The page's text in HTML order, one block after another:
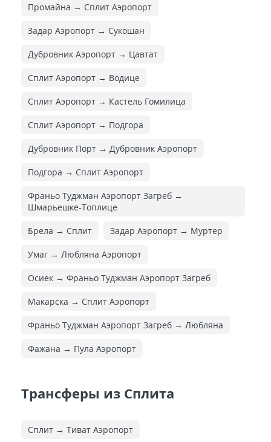
Промайна → Сплит Аэропорт
Задар Аэропорт → Сукошан
Дубровник Аэропорт → Цавтат
Сплит Аэропорт → Водице
Сплит Аэропорт → Кастель Гомилица
Сплит Аэропорт → Подгора
Дубровник Порт → Дубровник Аэропорт
Подгора → Сплит Аэропорт
Франьо Туджман Аэропорт Загреб →
Шмарьешке-Топлице
Брела → Сплит Задар Аэропорт → Муртер
Умаг → Любляна Аэропорт
Осиек → Франьо Туджман Аэропорт Загреб
Макарска → Сплит Аэропорт
Франьо Туджман Аэропорт Загреб → Любляна
Фажана → Пула Аэропорт
Трансферы из Сплита
Сплит → Тиват Аэропорт